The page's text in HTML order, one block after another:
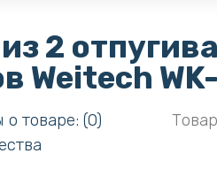
2
Weitech
товаре: (0)